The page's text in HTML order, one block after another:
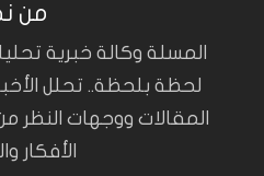
من
المسلة وكالة خبرية
لحظة بلحظة.. تحلل
المقالات ووجهات
الأفكار